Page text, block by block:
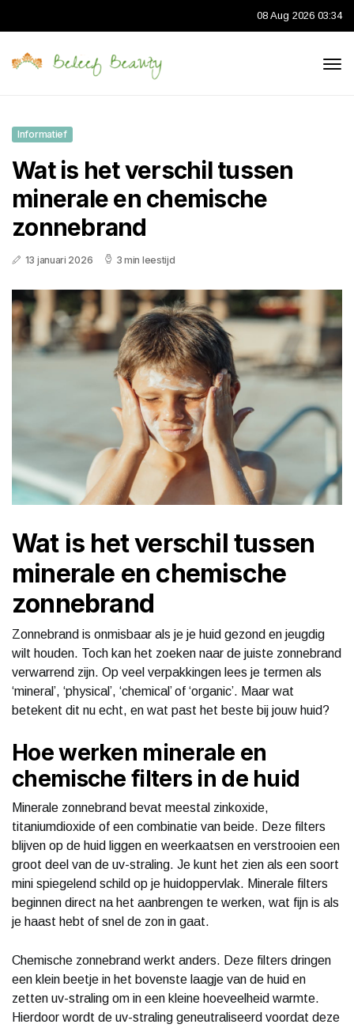
08 Aug 2026 03:34
Informatief
Wat is het verschil tussen
minerale en chemische
zonnebrand
13 januari 2026 3 min leestijd
Wat is het verschil tussen
minerale en chemische
zonnebrand
Zonnebrand is onmisbaar als je je huid gezond en jeugdig
wilt houden. Toch kan het zoeken naar de juiste zonnebrand
verwarrend zijn. Op veel verpakkingen lees je termen als
‘mineral’, ‘physical’, ‘chemical’ of ‘organic’. Maar wat
betekent dit nu echt, en wat past het beste bij jouw huid?
Hoe werken minerale en
chemische filters in de huid
Minerale zonnebrand bevat meestal zinkoxide,
titaniumdioxide of een combinatie van beide. Deze filters
blijven op de huid liggen en weerkaatsen en verstrooien een
groot deel van de uv-straling. Je kunt het zien als een soort
mini spiegelend schild op je huidoppervlak. Minerale filters
beginnen direct na het aanbrengen te werken, wat fijn is als
je haast hebt of snel de zon in gaat.
Chemische zonnebrand werkt anders. Deze filters dringen
een klein beetje in het bovenste laagje van de huid en
zetten uv-straling om in een kleine hoeveelheid warmte.
Hierdoor wordt de uv-straling geneutraliseerd voordat deze